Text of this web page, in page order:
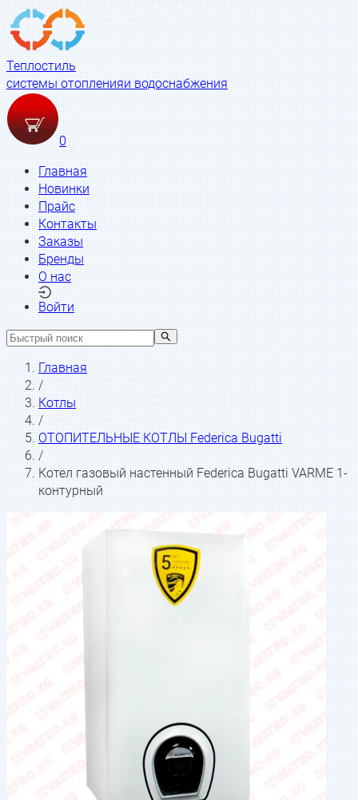
Теплостиль
системы отопленияи водоснабжения
0
Главная
Новинки
Прайс
Контакты
Заказы
Бренды
О нас
Войти
Главная
/
Котлы
/
ОТОПИТЕЛЬНЫЕ КОТЛЫ Federica Bugatti
/
Котел газовый настенный Federica Bugatti VARME 1-
контурный